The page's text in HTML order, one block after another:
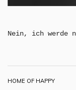
Nein, ich werde
HOME OF HAPPY